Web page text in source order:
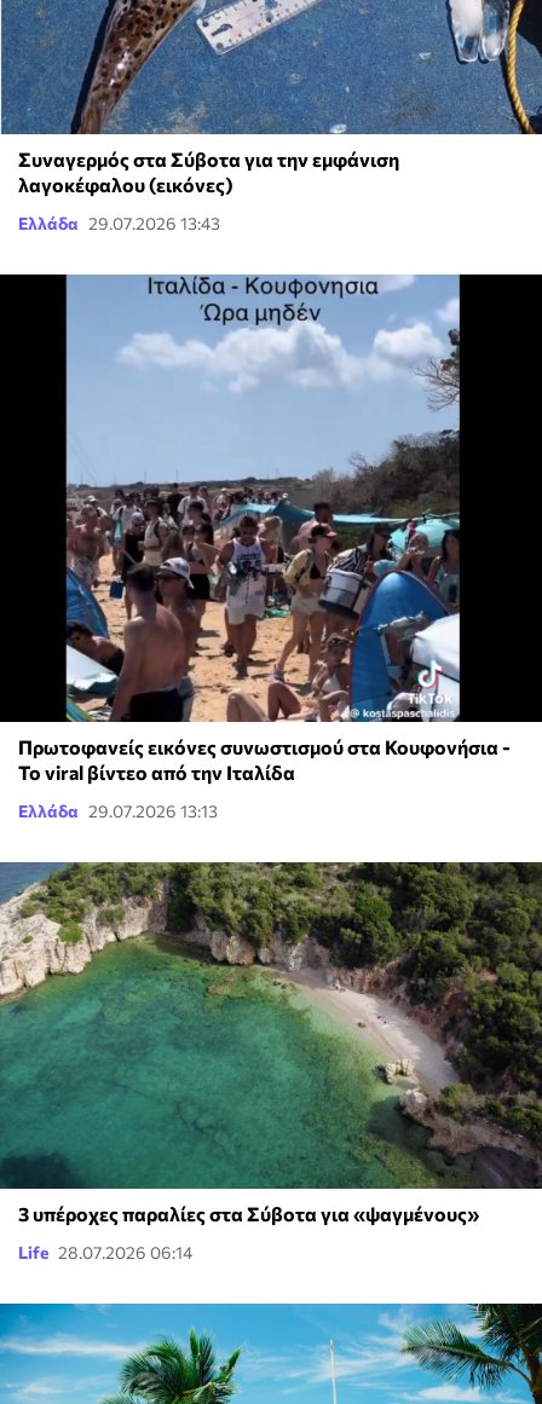
Συναγερμός στα Σύβοτα για την εμφάνιση
λαγοκέφαλου (εικόνες)
Ελλάδα 29.07.2026 13:43
Πρωτοφανείς εικόνες συνωστισμού στα Κουφονήσια -
Το viral βίντεο από την Ιταλίδα
Ελλάδα 29.07.2026 13:13
3 υπέροχες παραλίες στα Σύβοτα για «ψαγμένους»
Life 28.07.2026 06:14